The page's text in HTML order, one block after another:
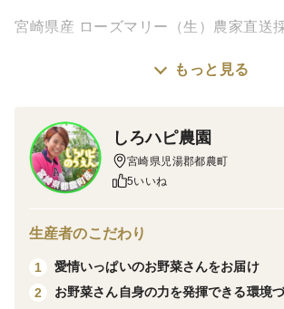
宮崎県産 ローズマリー（生）農家直送
年に一度、低く剪定するので
約30g
クリックポストでお届け
もっと見る
しろハピ農園
宮崎県児湯郡都農町
5いいね
生産者のこだわり
1
愛情いっぱいのお野菜さんをお届け
2
お野菜さん自身の力を発揮できる環境